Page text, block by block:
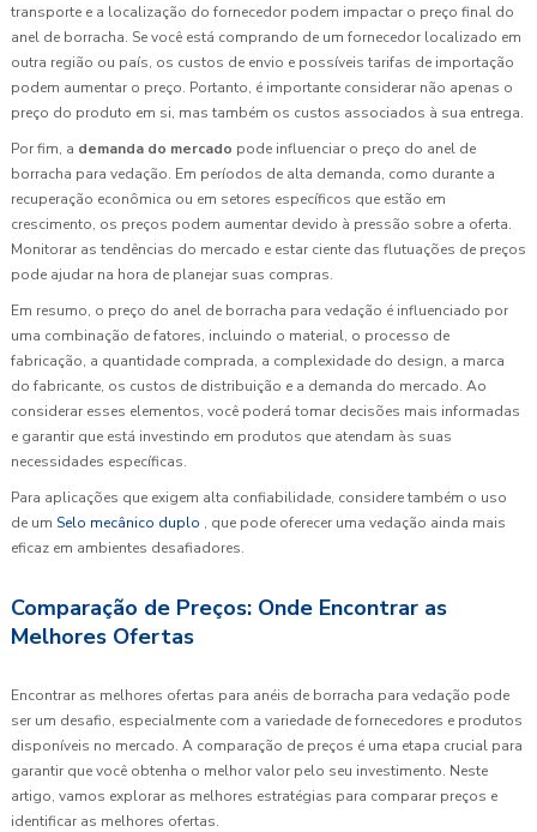
transporte e a localização do fornecedor podem impactar o preço final do
anel de borracha. Se você está comprando de um fornecedor localizado em
outra região ou país, os custos de envio e possíveis tarifas de importação
podem aumentar o preço. Portanto, é importante considerar não apenas o
preço do produto em si, mas também os custos associados à sua entrega.
Por fim, a demanda do mercado pode influenciar o preço do anel de
borracha para vedação. Em períodos de alta demanda, como durante a
recuperação econômica ou em setores específicos que estão em
crescimento, os preços podem aumentar devido à pressão sobre a oferta.
Monitorar as tendências do mercado e estar ciente das flutuações de preços
pode ajudar na hora de planejar suas compras.
Em resumo, o preço do anel de borracha para vedação é influenciado por
uma combinação de fatores, incluindo o material, o processo de
fabricação, a quantidade comprada, a complexidade do design, a marca
do fabricante, os custos de distribuição e a demanda do mercado. Ao
considerar esses elementos, você poderá tomar decisões mais informadas
e garantir que está investindo em produtos que atendam às suas
necessidades específicas.
Para aplicações que exigem alta confiabilidade, considere também o uso
de um Selo mecânico duplo , que pode oferecer uma vedação ainda mais
eficaz em ambientes desafiadores.
Comparação de Preços: Onde Encontrar as
Melhores Ofertas
Encontrar as melhores ofertas para anéis de borracha para vedação pode
ser um desafio, especialmente com a variedade de fornecedores e produtos
disponíveis no mercado. A comparação de preços é uma etapa crucial para
garantir que você obtenha o melhor valor pelo seu investimento. Neste
artigo, vamos explorar as melhores estratégias para comparar preços e
identificar as melhores ofertas.